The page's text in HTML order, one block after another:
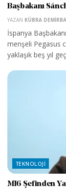
Başbakanı
YAZAN KÜBRA
İspanya
menşeli Pegasus
yaklaşık beş yıl
TEKNOLOJI
MI6 Şefinden